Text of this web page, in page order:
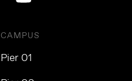
CAMPUS
Pier 01